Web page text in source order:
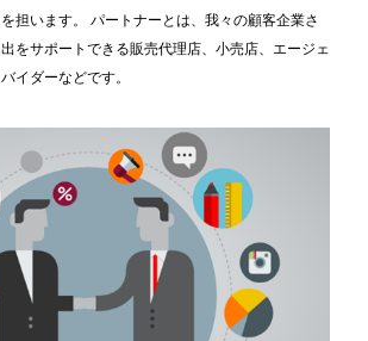
担います。 パートナーとは、我々の顧客企業さ
をサポートできる販売代理店、小売店、エージェ
イダーなどです。